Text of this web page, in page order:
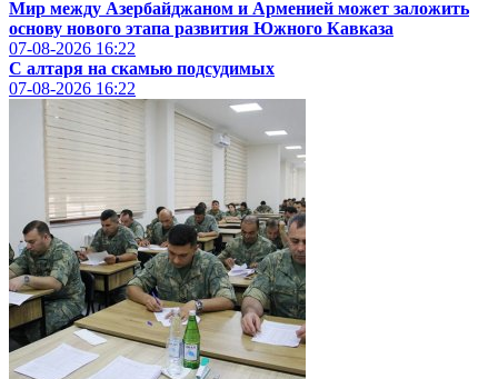
Мир между Азербайджаном и Арменией может заложить
основу нового этапа развития Южного Кавказа
07-08-2026 16:22
С алтаря на скамью подсудимых
07-08-2026 16:22